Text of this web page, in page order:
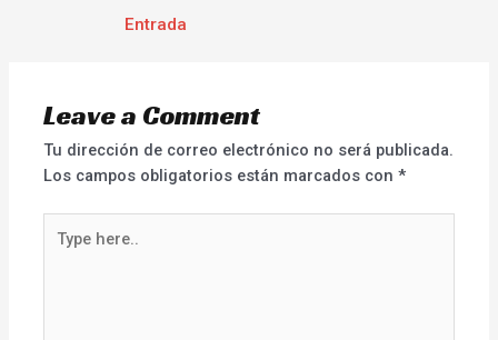
Entrada
Leave a Comment
Tu dirección de correo electrónico no será publicada.
Los campos obligatorios están marcados con*
here..